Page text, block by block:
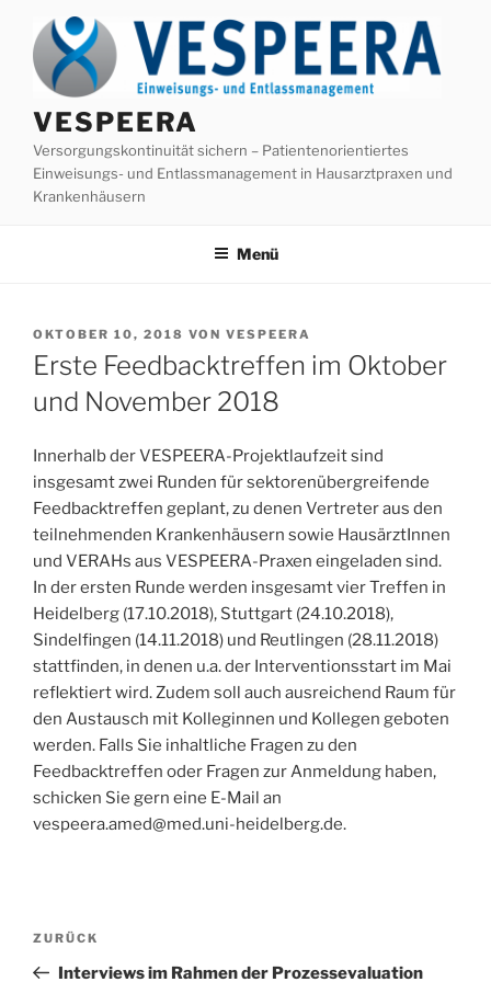
Inhalt
springen
VESPEERA
Versorgungskontinuität sichern – Patientenorientiertes
Einweisungs- und Entlassmanagement in Hausarztpraxen und
Krankenhäusern
Menü
VERÖFFENTLICHT
AM
OKTOBER 10, 2018 VON VESPEERA
Erste Feedbacktreffen im Oktober
und November 2018
Innerhalb der VESPEERA-Projektlaufzeit sind
insgesamt zwei Runden für sektorenübergreifende
Feedbacktreffen geplant, zu denen Vertreter aus den
teilnehmenden Krankenhäusern sowie HausärztInnen
und VERAHs aus VESPEERA-Praxen eingeladen sind.
In der ersten Runde werden insgesamt vier Treffen in
Heidelberg (17.10.2018), Stuttgart (24.10.2018),
Sindelfingen (14.11.2018) und Reutlingen (28.11.2018)
stattfinden, in denen u.a. der Interventionsstart im Mai
reflektiert wird. Zudem soll auch ausreichend Raum für
den Austausch mit Kolleginnen und Kollegen geboten
werden. Falls Sie inhaltliche Fragen zu den
Feedbacktreffen oder Fragen zur Anmeldung haben,
schicken Sie gern eine E-Mail an
vespeera.amed@med.uni-heidelberg.de.
Beitragsnavigation
Vorheriger
Beitrag
ZURÜCK
Interviews im Rahmen der Prozessevaluation